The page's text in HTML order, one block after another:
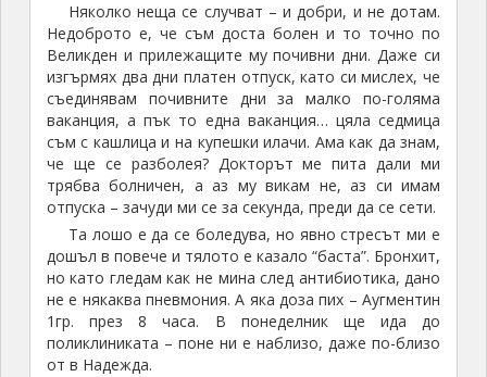
Няколко неща се случват – и добри, и не дотам.
Недоброто е, че съм доста болен и то точно по
Великден и прилежащите му почивни дни. Даже си
изгърмях два дни платен отпуск, като си мислех, че
съединявам почивните дни за малко по-голяма
ваканция, а пък то една ваканция… цяла седмица
съм с кашлица и на купешки илачи. Ама как да знам,
че ще се разболея? Докторът ме пита дали ми
трябва болничен, а аз му викам не, аз си имам
отпуска – зачуди ми се за секунда, преди да се сети.
Та лошо е да се боледува, но явно стресът ми е
дошъл в повече и тялото е казало “баста”. Бронхит,
но като гледам как не мина след антибиотика, дано
не е някаква пневмония. А яка доза пих – Аугментин
1гр. през 8 часа. В понеделник ще ида до
поликлиниката – поне ни е наблизо, даже по-близо
от в Надежда.